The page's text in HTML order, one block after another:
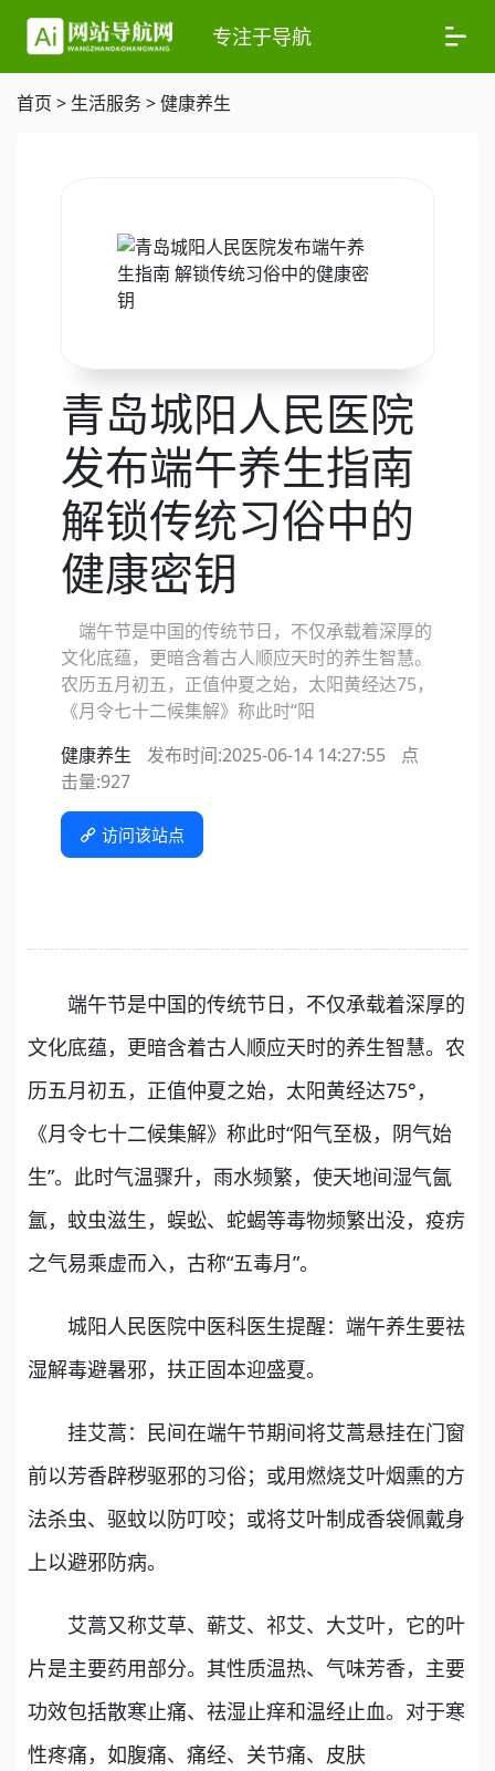
专注于导航
首页 > 生活服务>健康养生
青岛城阳人民医院
发布端午养生指南
解锁传统习俗中的
健康密钥
端午节是中国的传统节日，不仅承载着深厚的
文化底蕴，更暗含着古人顺应天时的养生智慧。
农历五月初五，正值仲夏之始，太阳黄经达75，
《月令七十二候集解》称此时“阳
健康养生
发布时间:2025-06-14 14:27:55
点
击量:927
访问该站点
端午节是中国的传统节日，不仅承载着深厚的
文化底蕴，更暗含着古人顺应天时的养生智慧。农
历五月初五，正值仲夏之始，太阳黄经达75°，
《月令七十二候集解》称此时“阳气至极，阴气始
生”。此时气温骤升，雨水频繁，使天地间湿气氤
氲，蚊虫滋生，蜈蚣、蛇蝎等毒物频繁出没，疫疠
之气易乘虚而入，古称“五毒月”。
城阳人民医院中医科医生提醒：端午养生要祛
湿解毒避暑邪，扶正固本迎盛夏。
挂艾蒿：民间在端午节期间将艾蒿悬挂在门窗
前以芳香辟秽驱邪的习俗；或用燃烧艾叶烟熏的方
法杀虫、驱蚊以防叮咬；或将艾叶制成香袋佩戴身
上以避邪防病。
艾蒿又称艾草、蕲艾、祁艾、大艾叶，它的叶
片是主要药用部分。其性质温热、气味芳香，主要
功效包括散寒止痛、祛湿止痒和温经止血。对于寒
性疼痛，如腹痛、痛经、关节痛、皮肤